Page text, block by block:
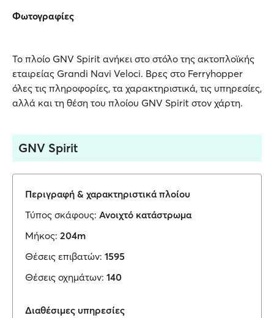
Φωτογραφίες
Το πλοίο GNV Spirit ανήκει στο στόλο της ακτοπλοϊκής
εταιρείας Grandi Navi Veloci. Βρες στο Ferryhopper
όλες τις πληροφορίες, τα χαρακτηριστικά, τις υπηρεσίες,
αλλά και τη θέση του πλοίου GNV Spirit στον χάρτη.
GNV Spirit
Περιγραφή & χαρακτηριστικά πλοίου
Τύπος σκάφους: Ανοιχτό κατάστρωμα
Μήκος: 204m
Θέσεις επιβατών: 1595
Θέσεις οχημάτων: 140
Διαθέσιμες υπηρεσίες